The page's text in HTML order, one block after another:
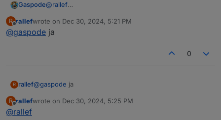
Gaspode@rallef
Hast du auch deine ioBroker uuid eingetragen?
R rallefwrote on Dec 30, 2024, 5:21 PM
last edited by
@gaspode ja
0
R rallef@gaspode ja
R
Offline
rallefwrote on Dec 30, 2024, 5:25 PM
last edited by
@rallef